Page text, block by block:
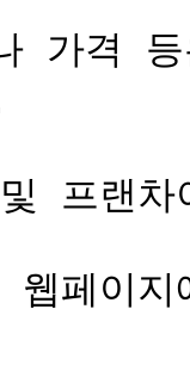
가격
프랜차
페이